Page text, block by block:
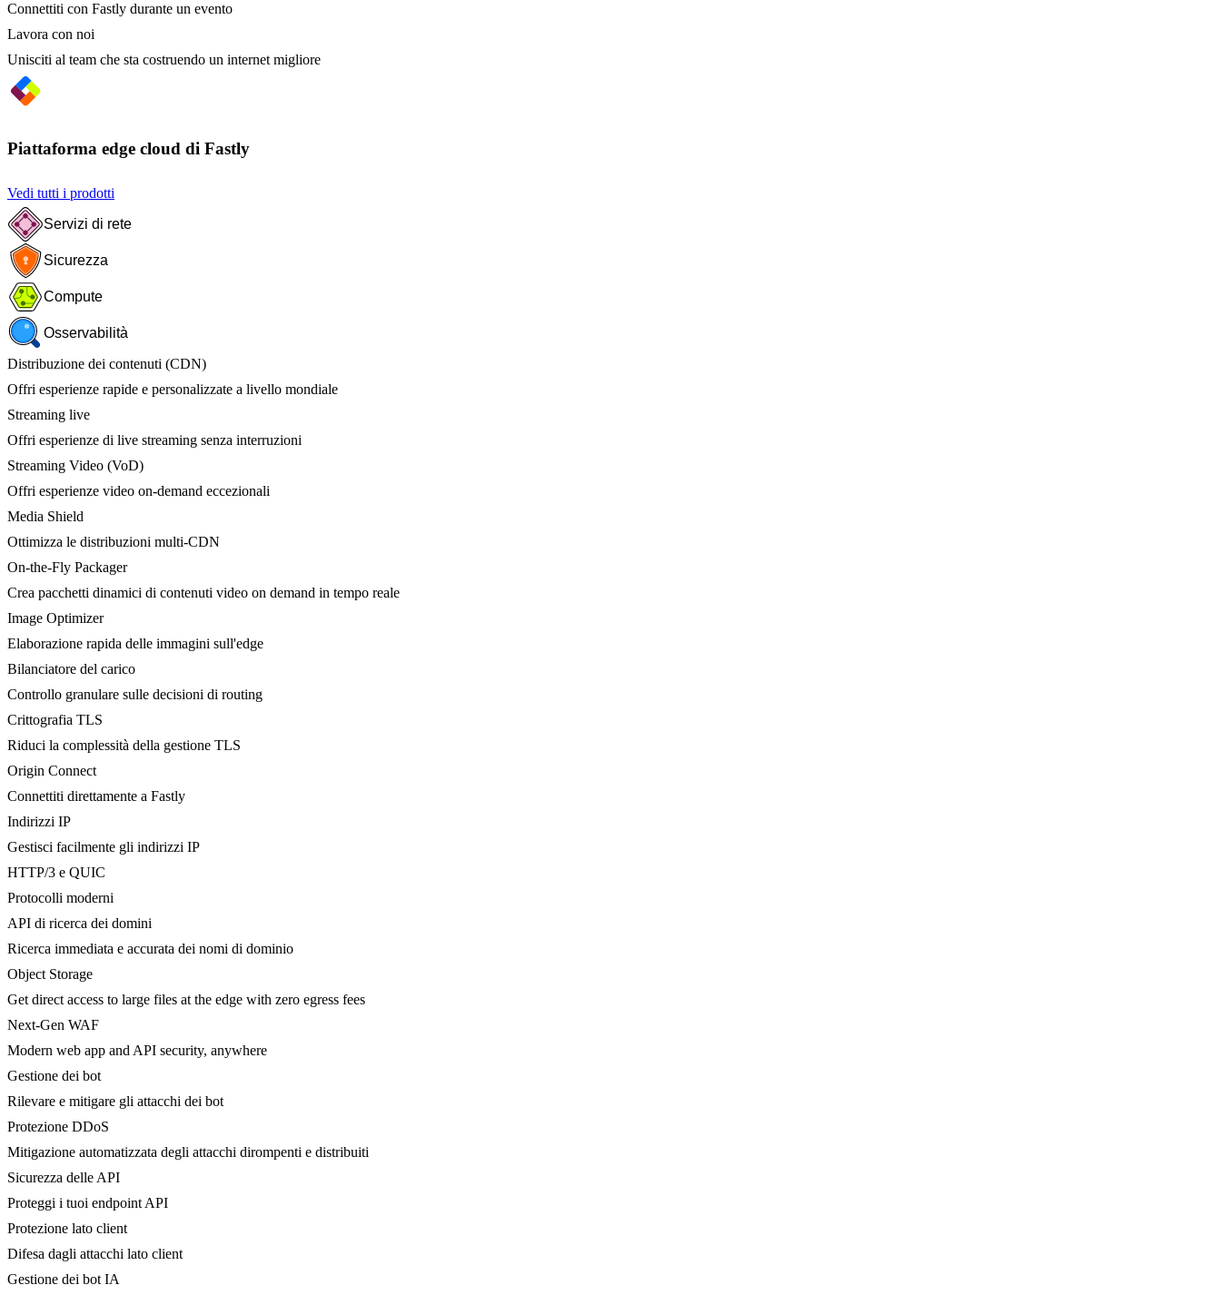
Connettiti con Fastly durante un evento
Lavora con noi
Unisciti al team che sta costruendo un internet migliore
Piattaforma edge cloud di Fastly
Vedi tutti i prodotti
Servizi di rete
Sicurezza
Compute
Osservabilità
Distribuzione dei contenuti (CDN)
Offri esperienze rapide e personalizzate a livello mondiale
Streaming live
Offri esperienze di live streaming senza interruzioni
Streaming Video (VoD)
Offri esperienze video on-demand eccezionali
Media Shield
Ottimizza le distribuzioni multi-CDN
On-the-Fly Packager
Crea pacchetti dinamici di contenuti video on demand in tempo reale
Image Optimizer
Elaborazione rapida delle immagini sull'edge
Bilanciatore del carico
Controllo granulare sulle decisioni di routing
Crittografia TLS
Riduci la complessità della gestione TLS
Origin Connect
Connettiti direttamente a Fastly
Indirizzi IP
Gestisci facilmente gli indirizzi IP
HTTP/3 e QUIC
Protocolli moderni
API di ricerca dei domini
Ricerca immediata e accurata dei nomi di dominio
Object Storage
Get direct access to large files at the edge with zero egress fees
Next-Gen WAF
Modern web app and API security, anywhere
Gestione dei bot
Rilevare e mitigare gli attacchi dei bot
Protezione DDoS
Mitigazione automatizzata degli attacchi dirompenti e distribuiti
Sicurezza delle API
Proteggi i tuoi endpoint API
Protezione lato client
Difesa dagli attacchi lato client
Gestione dei bot IA